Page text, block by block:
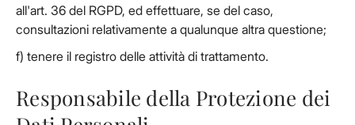
all'art. 36 del RGPD, ed effettuare, se del caso,
consultazioni relativamente a qualunque altra questione;
f) tenere il registro delle attività di trattamento.
Responsabile della Protezione dei